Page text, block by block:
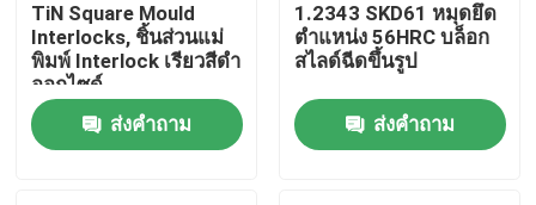
TiN Square Mould
Interlocks, ชิ้นส่วนแม่
พิมพ์ Interlock เรียวสีดำ
ออกไซด์
ส่งคำถาม
1.2343 SKD61 หมุดยึด
ตำแหน่ง 56HRC บล็อก
สไลด์ฉีดขึ้นรูป
ส่งคำถาม